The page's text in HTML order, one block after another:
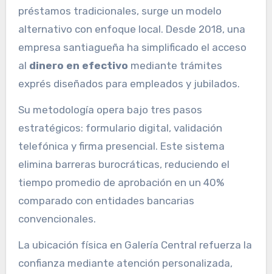
préstamos tradicionales, surge un modelo
alternativo con enfoque local. Desde 2018, una
empresa santiagueña ha simplificado el acceso
al dinero en efectivo mediante trámites
exprés diseñados para empleados y jubilados.
Su metodología opera bajo tres pasos
estratégicos: formulario digital, validación
telefónica y firma presencial. Este sistema
elimina barreras burocráticas, reduciendo el
tiempo promedio de aprobación en un 40%
comparado con entidades bancarias
convencionales.
La ubicación física en Galería Central refuerza la
confianza mediante atención personalizada,